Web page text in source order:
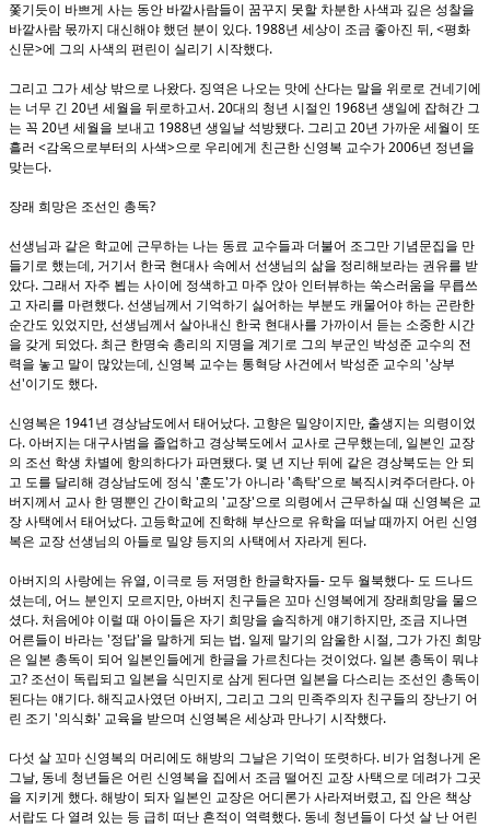
쫓기듯이 바쁘게 사는 동안 바깥사람들이 꿈꾸지 못할 차분한 사색과 깊은 성찰을
바깥사람 몫까지 대신해야 했던 분이 있다. 1988년 세상이 조금 좋아진 뒤 , <평화
신문>에 그의 사색의 편린이 실리기 시작했다.
그리고 그가 세상 밖으로 나왔다. 징역은 나오는 맛에 산다는 말을 위로로 건네기에
는 너무 긴 20년 세월을 뒤로하고서 . 20대의 청년 시절인 1968년 생일에 잡혀간 그
는 꼭 20년 세월을 보내고 1988년 생일날 석방됐다. 그리고 20년 가까운 세월이 또
흘러 <감옥으로부터의 사색>으로 우리에게 친근한 신영복 교수가 2006년 정년을
맞는다.
장래 희망은 조선인 총독?
선생님과 같은 학교에 근무하는 나는 동료 교수들과 더불어 조그만 기념문집을 만
들기로 했는데 , 거기서 한국 현대사 속에서 선생님의 삶을 정리해보라는 권유를 받
았다. 그래서 자주 뵙는 사이에 정색하고 마주 앉아 인터뷰하는 쑥스러움을 무릅쓰
고 자리를 마련했다. 선생님께서 기억하기 싫어하는 부분도 캐물어야 하는 곤란한
순간도 있었지만, 선생님께서 살아내신 한국 현대사를 가까이서 듣는 소중한 시간
을 갖게 되었다. 최근 한명숙 총리의 지명을 계기로 그의 부군인 박성준 교수의 전
력을 놓고 말이 많았는데 , 신영복 교수는 통혁당 사건에서 박성준 교수의 '상부
선'이기도 했다.
신영복은 1941 년 경상남도에서 태어났다. 고향은 밀양이지만, 출생지는 의령이었
다. 아버지는 대구사범을 졸업하고 경상북도에서 교사로 근무했는데 , 일본인 교장
의 조선 학생 차별에 항의하다가 파면됐다. 몇 년 지난 뒤에 같은 경상북도는 안 되
고 도를 달리해 경상남도에 정식 '훈도'가 아니라 '촉탁'으로 복직시켜주더란다. 아
버지께서 교사 한 명뿐인 간이학교의 '교장'으로 의령에서 근무하실 때 신영복은 교
장 사택에서 태어났다. 고등학교에 진학해 부산으로 유학을 떠날 때까지 어린 신영
복은 교장 선생님의 아들로 밀양 등지의 사택에서 자라게 된다.
아버지의 사랑에는 유열 , 이극로 등 저명한 한글학자들- 모두 월북했다- 도 드나드
셨는데 , 어느 분인지 모르지만, 아버지 친구들은 꼬마 신영복에게 장래희망을 물으
셨다. 처음에야 이럴 때 아이들은 자기 희망을 솔직하게 얘기하지만, 조금 지나면
어른들이 바라는 '정답'을 말하게 되는 법 . 일제 말기의 암울한 시절 , 그가 가진 희망
은 일본 총독이 되어 일본인들에게 한글을 가르친다는 것이었다. 일본 총독이 뭐냐
고? 조선이 독립되고 일본을 식민지로 삼게 된다면 일본을 다스리는 조선인 총독이
된다는 얘기다. 해직교사였던 아버지 , 그리고 그의 민족주의자 친구들의 장난기 어
린 조기 '의식화' 교육을 받으며 신영복은 세상과 만나기 시작했다.
다섯 살 꼬마 신영복의 머리에도 해방의 그날은 기억이 또렷하다. 비가 엄청나게 온
그날, 동네 청년들은 어린 신영복을 집에서 조금 떨어진 교장 사택으로 데려가 그곳
을 지키게 했다. 해방이 되자 일본인 교장은 어디론가 사라져버렸고, 집 안은 책상
서랍도 다 열려 있는 등 급히 떠난 흔적이 역력했다. 동네 청년들이 다섯 살 난 어린